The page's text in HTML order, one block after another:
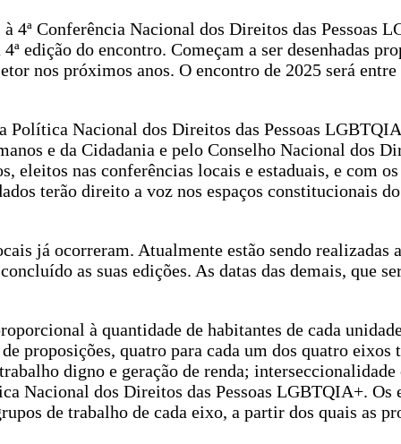
4ª Conferência Nacional dos Direitos das Pessoas
edição do encontro. Começam a ser desenhadas
nos próximos anos. O encontro de 2025 será
Política Nacional dos Direitos das Pessoas
e da Cidadania e pelo Conselho Nacional dos
eleitos nas conferências locais e estaduais, e com
terão direito a voz nos espaços constitucionais
já ocorreram. Atualmente estão sendo realizadas
as suas edições. As datas das demais, que
à quantidade de habitantes de cada
proposições, quatro para cada um dos quatro eixos
digno e geração de renda;
Nacional dos Direitos das Pessoas LGBTQIA+. Os
de trabalho de cada eixo, a partir dos quais as